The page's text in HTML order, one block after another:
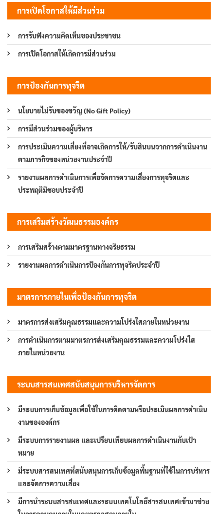
การเปิดโอกาสให้มีส่วนร่วม
การรับฟังความคิดเห็นของประชาชน
การเปิดโอกาสให้เกิดการมีส่วนร่วม
การป้องกันการทุจริต
นโยบายไม่รับของขวัญ (No Gift Policy)
การมีส่วนร่วมของผู้บริหาร
การประเมินความเสี่ยงที่อาจเกิดการให้/รับสินบนจากการดำเนินงาน
ตามภารกิจของหน่วยงานประจำปี
รายงานผลการดำเนินการเพื่อจัดการความเสี่ยงการทุจริตและ
ประพฤติมิชอบประจำปี
การเสริมสร้างวัฒนธรรมองค์กร
การเสริมสร้างตามมาตรฐานทางจริยธรรม
รายงานผลการดำเนินการป้องกันการทุจริตประจำปี
มาตรการภายในเพื่อป้องกันการทุจริต
มาตรการส่งเสริมคุณธรรมและความโปร่งใสภายในหน่วยงาน
การดำเนินการตามมาตรการส่งเสริมคุณธรรมและความโปร่งใส
ภายในหน่วยงาน
ระบบสารสนเทศสนับสนุนการบริหารจัดการ
มีระบบการเก็บข้อมูลเพื่อใช้ในการติดตามหรือประเมินผลการดำเนิน
งานขององค์กร
มีระบบการรายงานผล และเปรียบเทียบผลการดำเนินงานกับเป้า
หมาย
มีระบบสารสนเทศที่สนับสนุนการเก็บข้อมูลพื้นฐานที่ใช้ในการบริหาร
และจัดการความเสี่ยง
มีการนำระบบสารสนเทศและระบบเทคโนโลยีสารสนเทศเข้ามาช่วย